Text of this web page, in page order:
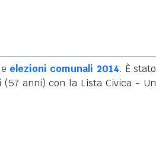
elezioni comunali 2014. È stato
(57 anni) con la Lista Civica - Un